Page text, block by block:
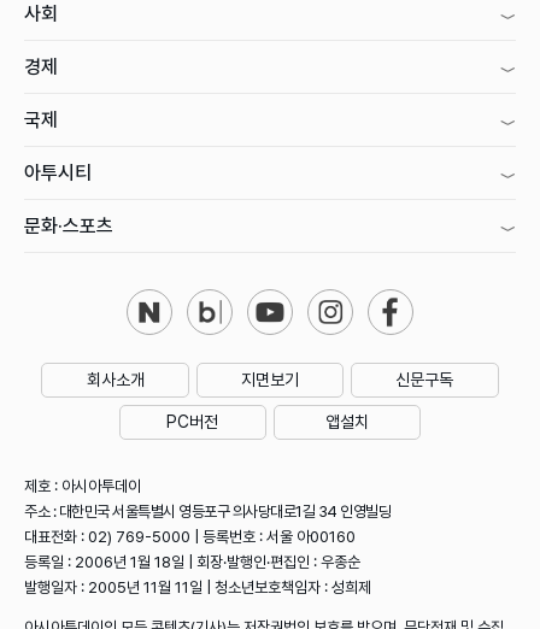
사회
경제
국제
아투시티
문화·스포츠
회사소개 지면보기 신문구독
PC버전 앱설치
제호 : 아시아투데이
주소 : 대한민국 서울특별시 영등포구 의사당대로1길 34 인영빌딩
대표전화 : 02) 769-5000 | 등록번호 : 서울 아00160
등록일 : 2006년 1월 18일 | 회장·발행인·편집인 : 우종순
발행일자 : 2005년 11월 11일 | 청소년보호책임자 : 성희제